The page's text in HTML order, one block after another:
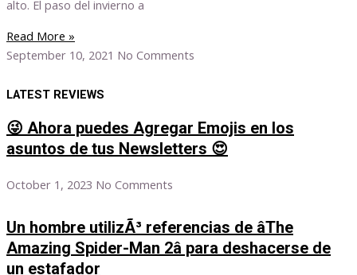
alto. El paso del invierno a
Read More »
September 10, 2021 No Comments
LATEST REVIEWS
😜 Ahora puedes Agregar Emojis en los
asuntos de tus Newsletters 😍
October 1, 2023 No Comments
Un hombre utilizÃ³ referencias de âThe
Amazing Spider-Man 2â para deshacerse de
un estafador